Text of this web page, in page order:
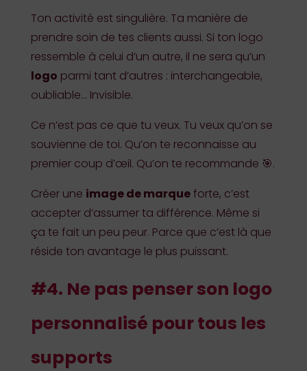
Ton activité est singulière. Ta manière de
prendre soin de tes clients aussi. Si ton logo
ressemble à celui d’un autre, il ne sera qu’un
logo parmi tant d’autres : interchangeable,
oubliable… Invisible.
Ce n’est pas ce que tu veux. Tu veux qu’on se
souvienne de toi. Qu’on te reconnaisse au
premier coup d’œil. Qu’on te recommande 🎯.
Créer une image de marqueforte, c’est
accepter d’assumer ta différence. Même si
ça te fait un peu peur. Parce que c’est là que
réside ton avantage le plus puissant.
#4. Ne pas penser son logo
personnalisé pour tous les
supports